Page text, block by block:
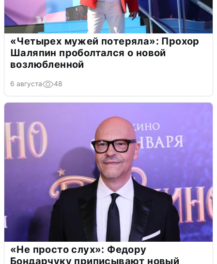
«Четырех мужей потеряла»: Прохор
Шаляпин проболтался о новой
возлюбленной
6 августа 48
«Не просто слух»: Федору
Бондарчуку приписывают новый